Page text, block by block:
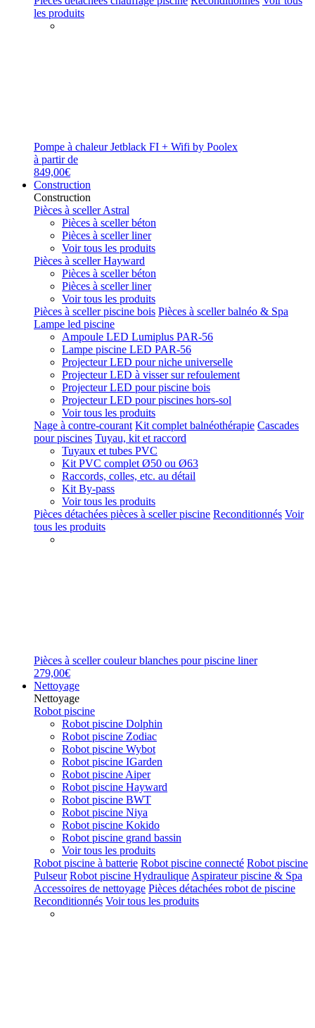
les produits
Pompe à chaleur Jetblack FI + Wifi by Poolex
à partir de
849,00€
Construction
Construction
Pièces à sceller Astral
Pièces à sceller béton
Pièces à sceller liner
Voir tous les produits
Pièces à sceller Hayward
Pièces à sceller béton
Pièces à sceller liner
Voir tous les produits
Pièces à sceller piscine bois Pièces à sceller balnéo & Spa
Lampe led piscine
Ampoule LED Lumiplus PAR-56
Lampe piscine LED PAR-56
Projecteur LED pour niche universelle
Projecteur LED à visser sur refoulement
Projecteur LED pour piscine bois
Projecteur LED pour piscines hors-sol
Voir tous les produits
Nage à contre-courant Kit complet balnéothérapie Cascades
pour piscines Tuyau, kit et raccord
Tuyaux et tubes PVC
Kit PVC complet Ø50 ou Ø63
Raccords, colles, etc. au détail
Kit By-pass
Voir tous les produits
Pièces détachées pièces à sceller piscine Reconditionnés Voir
tous les produits
Pièces à sceller couleur blanches pour piscine liner
279,00€
Nettoyage
Nettoyage
Robot piscine
Robot piscine Dolphin
Robot piscine Zodiac
Robot piscine Wybot
Robot piscine IGarden
Robot piscine Aiper
Robot piscine Hayward
Robot piscine BWT
Robot piscine Niya
Robot piscine Kokido
Robot piscine grand bassin
Voir tous les produits
Robot piscine à batterie Robot piscine connecté Robot piscine
Pulseur Robot piscine Hydraulique Aspirateur piscine & Spa
Accessoires de nettoyage Pièces détachées robot de piscine
Reconditionnés Voir tous les produits